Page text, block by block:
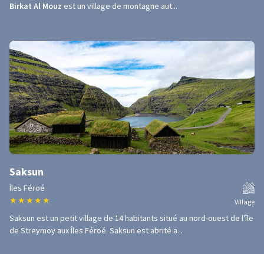
Birkat Al Mouz est un village de montagne aut...
Saksun
Îles Féroé
★ ★ ★ ★ ★ Village
Saksun est un petit village de 14 habitants situé au nord-ouest de l'île
de Streymoy aux Îles Féroé. Saksun est abrité a...